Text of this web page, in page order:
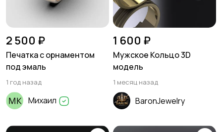
2 500 ₽
Печатка с орнаментом
под эмаль
1 год назад
Михаил
1 600 ₽
Мужское Кольцо 3D
модель
1 месяц назад
BaronJewelry